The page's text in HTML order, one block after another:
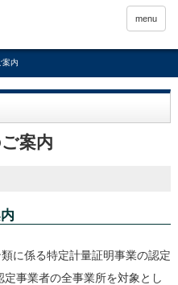
menu
案内
案内
に係る特定計量証明事業の認定
事業者の全事業所を対象とし